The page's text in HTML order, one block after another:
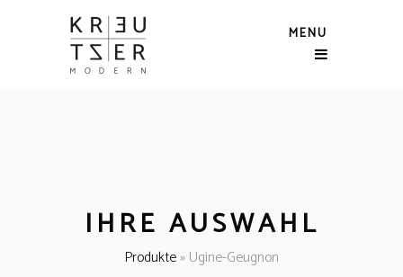
MENU
IHRE AUSWAHL
Produkte»Ugine-Geugnon